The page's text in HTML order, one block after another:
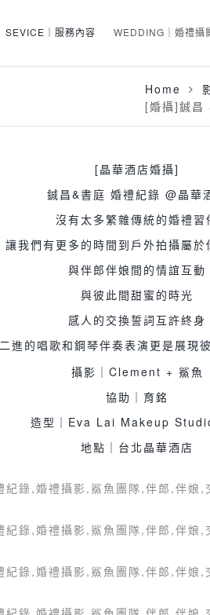
SEVICE｜服務內容 WEDDING｜婚禮攝
Home
[婚攝]鋮昌
[晶華酒店婚攝]
鋮昌&書庭 婚禮紀錄 @晶華
沒有太多繁雜傳統的婚禮習
讓我們有更多的時間到戶外拍攝屬於
與伴郎伴娘間的情誼互動
與彼此間甜蜜的時光
感人的交換誓詞互許終身
二進的唱歌和鋼琴伴奏表演更是展現
攝影｜Clement + 鯊魚
協助｜育銘
造型｜Eva Lai Makeup
地點｜台北晶華酒店